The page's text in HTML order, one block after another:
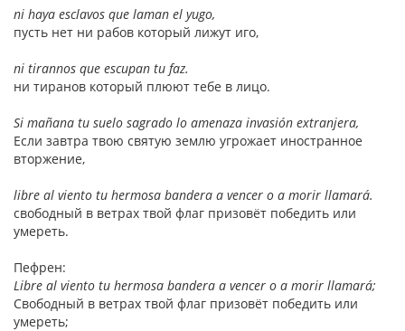
ni haya esclavos que laman el yugo,
пусть нет ни рабов который лижут иго,
ni tirannos que escupan tu faz.
ни тиранов который плюют тебе в лицо.
Si mañana tu suelo sagrado lo amenaza invasión extranjera,
Если завтра твою святую землю угрожает иностранное
вторжение,
libre al viento tu hermosa bandera a vencer o a morir llamará.
свободный в ветрах твой флаг призовёт победить или
умереть.
Пефрен:
Libre al viento tu hermosa bandera a vencer o a morir llamará;
Свободный в ветрах твой флаг призовёт победить или
умереть;